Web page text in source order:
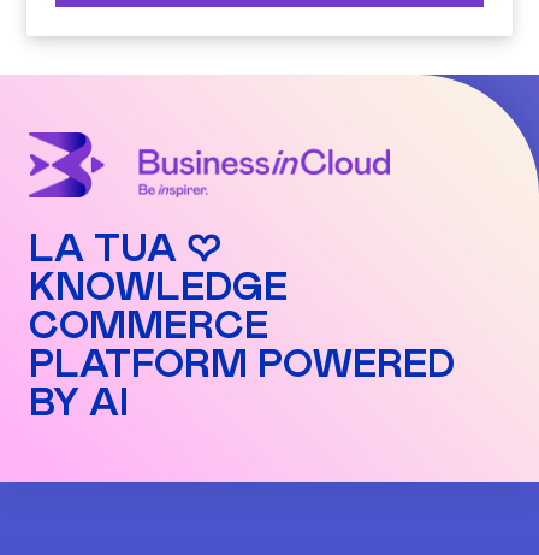
LA TUA ♡
KNOWLEDGE
COMMERCE
PLATFORM POWERED
BY AI